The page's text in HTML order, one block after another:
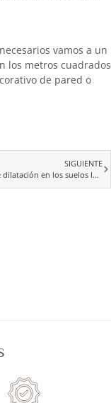
vamos a un
los metros cuadrados
de pared o
SIGUIENTE
Las juntas de dilatación en los suelos laminados